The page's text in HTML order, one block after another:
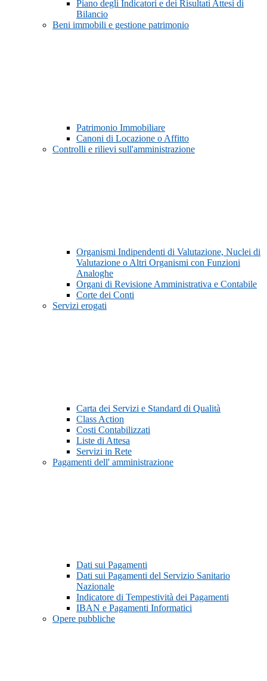
Piano degli Indicatori e dei Risultati Attesi di
Bilancio
Beni immobili e gestione patrimonio
Patrimonio Immobiliare
Canoni di Locazione o Affitto
Controlli e rilievi sull'amministrazione
Organismi Indipendenti di Valutazione, Nuclei di
Valutazione o Altri Organismi con Funzioni
Analoghe
Organi di Revisione Amministrativa e Contabile
Corte dei Conti
Servizi erogati
Carta dei Servizi e Standard di Qualità
Class Action
Costi Contabilizzati
Liste di Attesa
Servizi in Rete
Pagamenti dell' amministrazione
Dati sui Pagamenti
Dati sui Pagamenti del Servizio Sanitario
Nazionale
Indicatore di Tempestività dei Pagamenti
IBAN e Pagamenti Informatici
Opere pubbliche